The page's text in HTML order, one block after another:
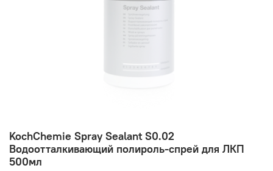
KochChemie Spray Sealant S0.02
Водоотталкивающий полироль-спрей для ЛКП
500мл